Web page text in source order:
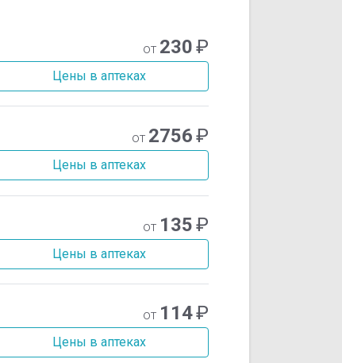
от 230₽
Цены в аптеках
от 2756₽
Цены в аптеках
от 135₽
Цены в аптеках
от 114₽
Цены в аптеках